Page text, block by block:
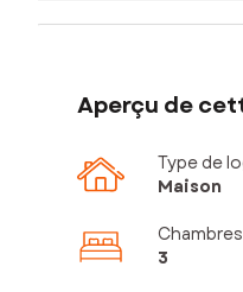
Aperçu de
Type de
Maison
Chambres
3